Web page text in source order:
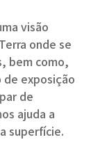
visão
onde se
bem como,
exposição
de
ajuda a
superfície.